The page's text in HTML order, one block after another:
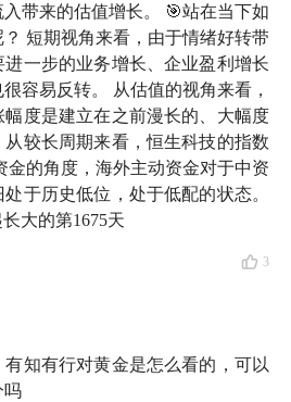
带来的估值增长。 🎯站在当下如
短期视角来看，由于情绪好转带
一步的业务增长、企业盈利增长
容易反转。 从估值的视角来看，
度是建立在之前漫长的、大幅度
从较长周期来看，恒生科技的指数
金的角度，海外主动资金对于中资
于历史低位，处于低配的状态。
大的第1675天
3
知有行对黄金是怎么看的，可以
吗